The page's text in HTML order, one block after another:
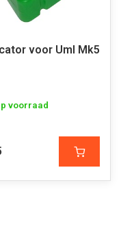
voor Uml Mk5
voorraad